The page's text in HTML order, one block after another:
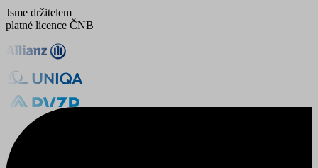
Jsme držitelem
platné licence ČNB